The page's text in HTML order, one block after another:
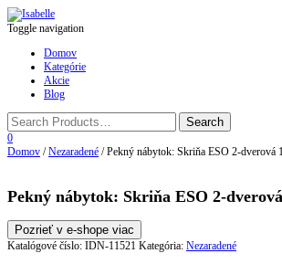
Toggle navigation
Domov
Kategórie
Akcie
Blog
0
Domov /Nezaradené / Pekný nábytok: Skriňa ESO 2-dverová
Pekný nábytok: Skriňa ESO 2-
Pozrieť v e-shope viac
Katalógové číslo: IDN-11521 Kategória: Nezaradené